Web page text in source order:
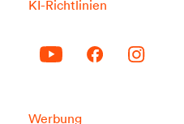
KI-Richtlinien
Werbung